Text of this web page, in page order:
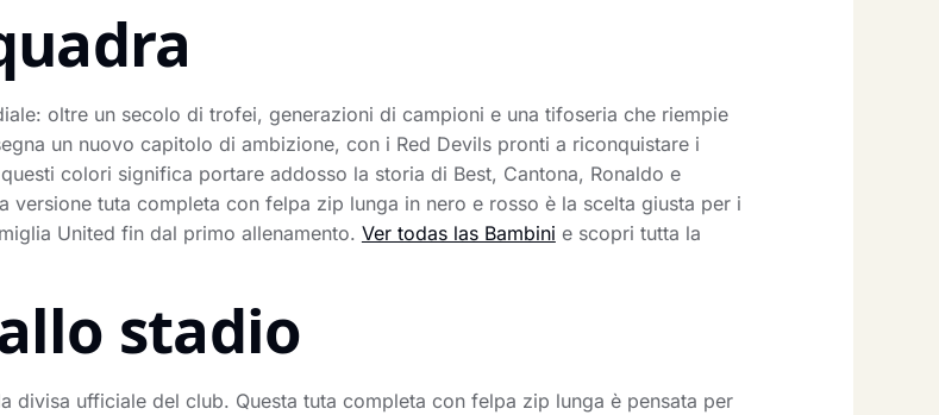
oltre un secolo di trofei, generazioni di campioni e una tifoseria che riempie
un nuovo capitolo di ambizione, con i Red Devils pronti a riconquistare i
colori significa portare addosso la storia di Best, Cantona, Ronaldo e
versione tuta completa con felpa zip lunga in nero e rosso è la scelta giusta per i
United fin dal primo allenamento. Ver todas las Bambini e scopri tutta la
stadio
divisa ufficiale del club. Questa tuta completa con felpa zip lunga è pensata per